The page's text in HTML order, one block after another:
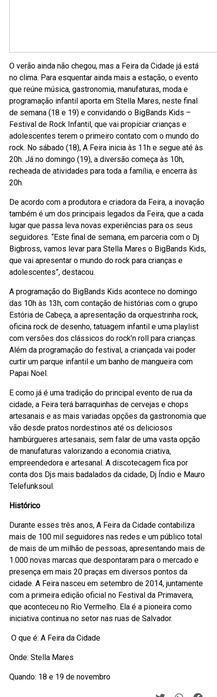
O verão ainda não chegou, mas a Feira da Cidade já está
no clima. Para esquentar ainda mais a estação, o evento
que reúne música, gastronomia, manufaturas, moda e
programação infantil aporta em Stella Mares, neste final
de semana (18 e 19) e convidando o BigBands Kids –
Festival de Rock Infantil, que vai propiciar crianças e
adolescentes terem o primeiro contato com o mundo do
rock. No sábado (18), A Feira inicia às 11h e segue até às
20h. Já no domingo (19), a diversão começa às 10h,
recheada de atividades para toda a família, e encerra às
20h.
De acordo com a produtora e criadora da Feira, a inovação
também é um dos principais legados da Feira, que a cada
lugar que passa leva novas experiências para os seus
seguidores. “Este final de semana, em parceria com o Dj
Bigbross, vamos levar para Stella Mares o BigBands Kids,
que vai apresentar o mundo do rock para crianças e
adolescentes”, destacou.
A programação do BigBands Kids acontece no domingo
das 10h às 13h, com contação de histórias com o grupo
Estória de Cabeça, a apresentação da orquestrinha rock,
oficina rock de desenho, tatuagem infantil e uma playlist
com versões dos clássicos do rock’n roll para crianças.
Além da programação do festival, a criançada vai poder
curtir um parque infantil e um banho de mangueira com
Papai Noel.
E como já é uma tradição do principal evento de rua da
cidade, a Feira terá barraquinhas de cervejas e chops
artesanais e as mais variadas opções da gastronomia que
vão desde pratos nordestinos até os deliciosos
hambúrgueres artesanais, sem falar de uma vasta opção
de manufaturas valorizando a economia criativa,
empreendedora e artesanal. A discotecagem fica por
conta dos Djs mais badalados da cidade, Dj Índio e Mauro
Telefunksoul.
Histórico
Durante esses três anos, A Feira da Cidade contabiliza
mais de 100 mil seguidores nas redes e um público total
de mais de um milhão de pessoas, apresentando mais de
1.000 novas marcas que despontaram para o mercado e
presença em mais 20 praças em diversos pontos da
cidade. A Feira nasceu em setembro de 2014, juntamente
com a primeira edição oficial no Festival da Primavera,
que aconteceu no Rio Vermelho. Ela é a pioneira como
iniciativa continua no setor nas ruas de Salvador.
O que é: A Feira da Cidade
Onde: Stella Mares
Quando: 18 e 19 de novembro